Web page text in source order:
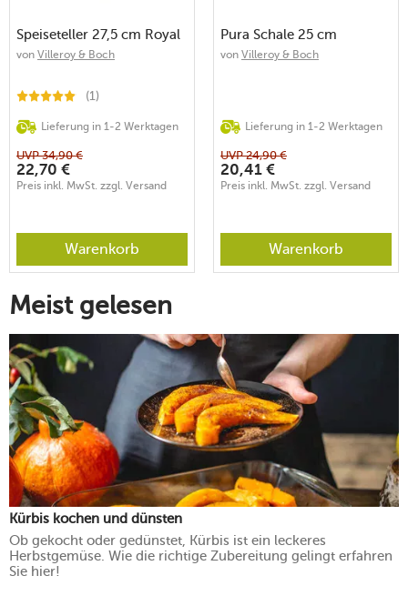
Speiseteller 27,5 cm Royal
von Villeroy & Boch
(1)
Lieferung in 1-2 Werktagen
UVP34,90 €
22,70 €
Preis inkl. MwSt. zzgl. Versand
Warenkorb
Pura Schale 25 cm
von Villeroy & Boch
Lieferung in 1-2 Werktagen
UVP24,90 €
20,41 €
Preis inkl. MwSt. zzgl. Versand
Warenkorb
Meist gelesen
Kürbis kochen und dünsten
Ob gekocht oder gedünstet, Kürbis ist ein leckeres
Herbstgemüse. Wie die richtige Zubereitung gelingt erfahren
Sie hier!